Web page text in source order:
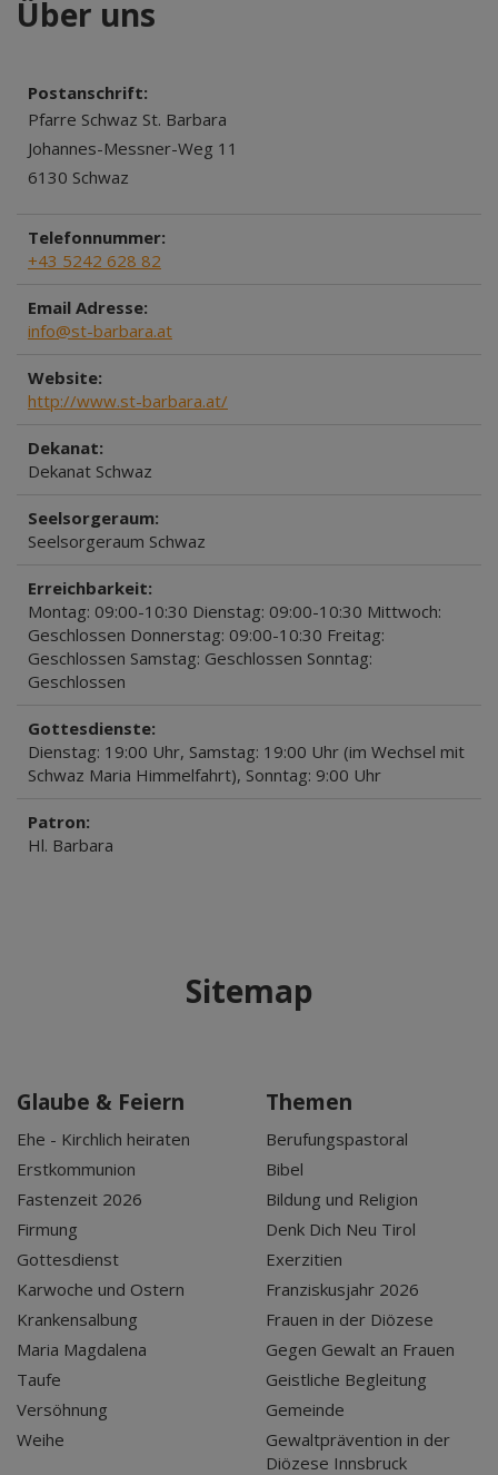
Über uns
Postanschrift:
Pfarre Schwaz St. Barbara
Johannes-Messner-Weg 11
6130 Schwaz
Telefonnummer:
+43 5242 628 82
Email Adresse:
info@st-barbara.at
Website:
http://www.st-barbara.at/
Dekanat:
Dekanat Schwaz
Seelsorgeraum:
Seelsorgeraum Schwaz
Erreichbarkeit:
Montag: 09:00-10:30 Dienstag: 09:00-10:30 Mittwoch:
Geschlossen Donnerstag: 09:00-10:30 Freitag:
Geschlossen Samstag: Geschlossen Sonntag:
Geschlossen
Gottesdienste:
Dienstag: 19:00 Uhr, Samstag: 19:00 Uhr (im Wechsel mit
Schwaz Maria Himmelfahrt), Sonntag: 9:00 Uhr
Patron:
Hl. Barbara
Sitemap
Glaube & Feiern
Ehe - Kirchlich heiraten
Erstkommunion
Fastenzeit 2026
Firmung
Gottesdienst
Karwoche und Ostern
Krankensalbung
Maria Magdalena
Taufe
Versöhnung
Weihe
Themen
Berufungspastoral
Bibel
Bildung und Religion
Denk Dich Neu Tirol
Exerzitien
Franziskusjahr 2026
Frauen in der Diözese
Gegen Gewalt an Frauen
Geistliche Begleitung
Gemeinde
Gewaltprävention in der
Diözese Innsbruck